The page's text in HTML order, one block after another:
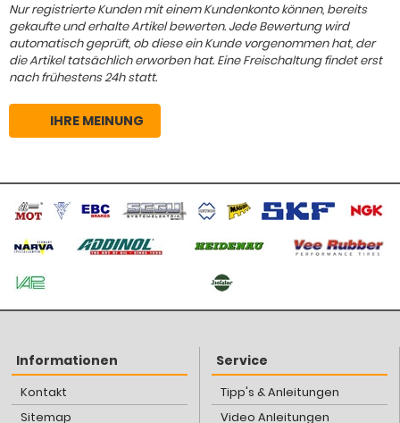
Nur registrierte Kunden mit einem Kundenkonto können, bereits
gekaufte und erhalte Artikel bewerten. Jede Bewertung wird
automatisch geprüft, ob diese ein Kunde vorgenommen hat, der
die Artikel tatsächlich erworben hat. Eine Freischaltung findet erst
nach frühestens 24h statt.
IHRE MEINUNG
Informationen
Kontakt
Sitemap
Service
Tipp's & Anleitungen
Video Anleitungen